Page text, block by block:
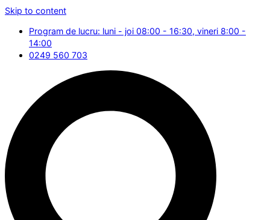
Skip to content
Program de lucru: luni - joi 08:00 - 16:30, vineri 8:00 -
14:00
0249 560 703